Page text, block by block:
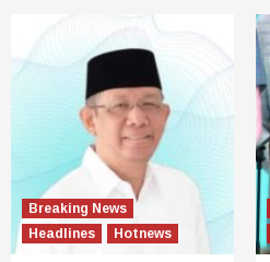
Breaking News
Headlines
Hotnews